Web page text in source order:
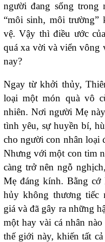
người đang sống
“môi sinh, môi trường”
vệ. Vậy thì điều ước
quá xa vời và viển vông
nay?
Ngay từ khởi thủy,
loại một món quà vô
nhiên. Nơi người Mẹ
tình yêu, sự huyền bí,
cho người con nhân loại
Nhưng với một con tim
càng trở nên ngỗ
Mẹ đáng kính. Bằng cớ
hủy không thương tiếc
giá và đã gây ra những
một hay vài cá nhân
thế giới này, khiến tất